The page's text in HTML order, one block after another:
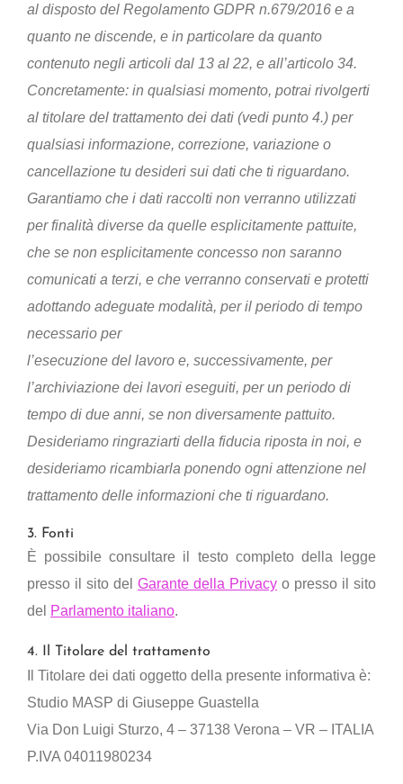
al disposto del Regolamento GDPR n.679/2016 e a
quanto ne discende, e in particolare da quanto
contenuto negli articoli dal 13 al 22, e all’articolo 34.
Concretamente: in qualsiasi momento, potrai rivolgerti
al titolare del trattamento dei dati (vedi punto 4.) per
qualsiasi informazione, correzione, variazione o
cancellazione tu desideri sui dati che ti riguardano.
Garantiamo che i dati raccolti non verranno utilizzati
per finalità diverse da quelle esplicitamente pattuite,
che se non esplicitamente concesso non saranno
comunicati a terzi, e che verranno conservati e protetti
adottando adeguate modalità, per il periodo di tempo
necessario per
l’esecuzione del lavoro e, successivamente, per
l’archiviazione dei lavori eseguiti, per un periodo di
tempo di due anni, se non diversamente pattuito.
Desideriamo ringraziarti della fiducia riposta in noi, e
desideriamo ricambiarla ponendo ogni attenzione nel
trattamento delle informazioni che ti riguardano.
3. Fonti
È possibile consultare il testo completo della legge
presso il sito del Garante della Privacy o presso il sito
del
Parlamento italiano.
4. Il Titolare del trattamento
Il Titolare dei dati oggetto della presente informativa è:
Studio MASP di Giuseppe Guastella
Via Don Luigi Sturzo, 4 – 37138 Verona – VR – ITALIA
P.IVA 04011980234